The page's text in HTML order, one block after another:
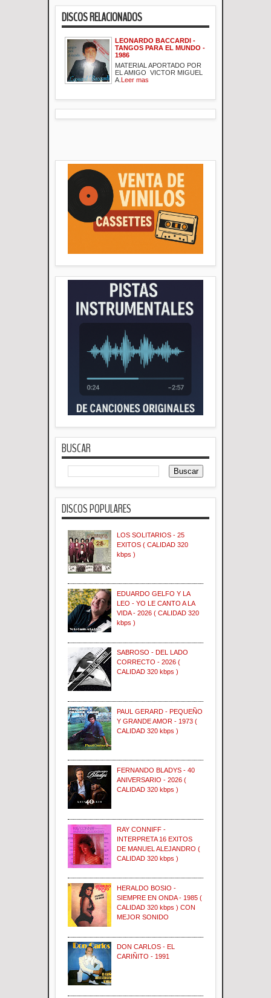
DISCOS RELACIONADOS
LEONARDO BACCARDI -
TANGOS PARA EL MUNDO -
1986
MATERIAL APORTADO POR
EL AMIGO VICTOR MIGUEL
A. Leer mas
BUSCAR
DISCOS POPULARES
LOS SOLITARIOS - 25
EXITOS ( CALIDAD 320
kbps )
EDUARDO GELFO Y LA
LEO - YO LE CANTO A LA
VIDA - 2026 ( CALIDAD 320
kbps )
SABROSO - DEL LADO
CORRECTO - 2026 (
CALIDAD 320 kbps )
PAUL GERARD - PEQUEÑO
Y GRANDE AMOR - 1973 (
CALIDAD 320 kbps )
FERNANDO BLADYS - 40
ANIVERSARIO - 2026 (
CALIDAD 320 kbps )
RAY CONNIFF -
INTERPRETA 16 EXITOS
DE MANUEL ALEJANDRO (
CALIDAD 320 kbps )
HERALDO BOSIO -
SIEMPRE EN ONDA - 1985 (
CALIDAD 320 kbps ) CON
MEJOR SONIDO
DON CARLOS - EL
CARIÑITO - 1991